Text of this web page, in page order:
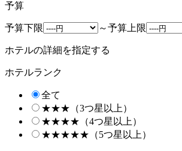
予算
予算下限 ～予算上限
ホテルの詳細を指定する
ホテルランク
全て
★★★（3つ星以上）
★★★★（4つ星以上）
★★★★★（5つ星以上）